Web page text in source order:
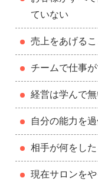
ていない
売上をあげる
チームで仕事
経営は学んで
自分の能力を
相手が何をし
現在サロンを